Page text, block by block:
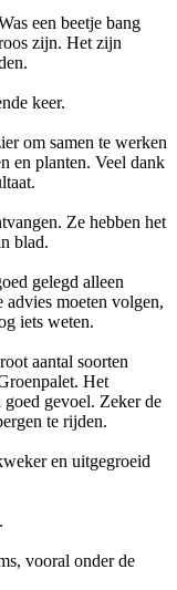
een beetje bang
zijn. Het zijn
keer.
om samen te werken
en planten. Veel dank
Ze hebben het
blad.
gelegd alleen
moeten volgen,
iets weten.
aantal soorten
Het
gevoel. Zeker de
te rijden.
en uitgegroeid
vooral onder de